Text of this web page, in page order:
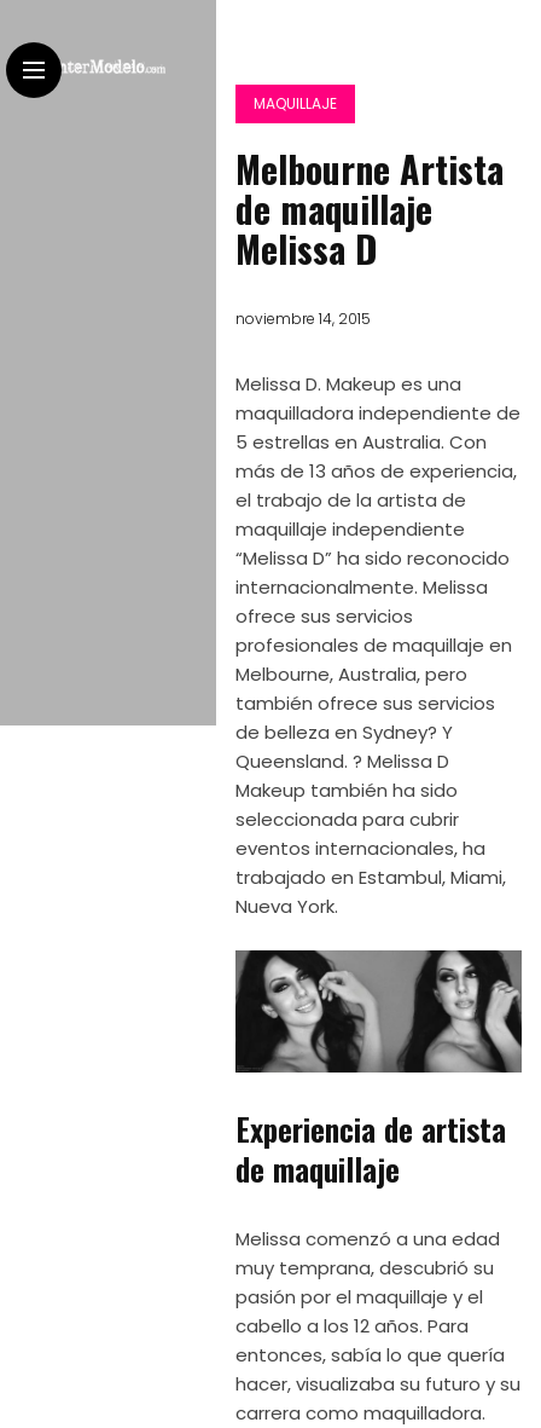
MAQUILLAJE
Melbourne Artista
de maquillaje
Melissa D
noviembre 14, 2015
Melissa D. Makeup es una
maquilladora independiente de
5 estrellas en Australia. Con
más de 13 años de experiencia,
el trabajo de la artista de
maquillaje independiente
“Melissa D” ha sido reconocido
internacionalmente. Melissa
ofrece sus servicios
profesionales de maquillaje en
Melbourne, Australia, pero
también ofrece sus servicios
de belleza en Sydney? Y
Queensland. ? Melissa D
Makeup también ha sido
seleccionada para cubrir
eventos internacionales, ha
trabajado en Estambul, Miami,
Nueva York.
Experiencia de artista
de maquillaje
Melissa comenzó a una edad
muy temprana, descubrió su
pasión por el maquillaje y el
cabello a los 12 años. Para
entonces, sabía lo que quería
hacer, visualizaba su futuro y su
carrera como maquilladora.